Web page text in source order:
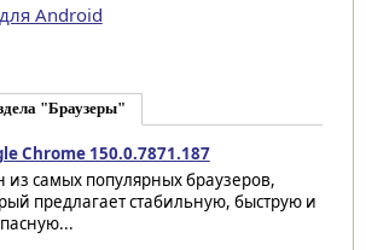
Android
"Браузеры"
Chrome 150.0.7871.187
из самых популярных браузеров,
предлагает стабильную, быструю и